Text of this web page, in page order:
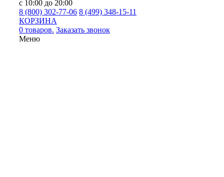
с 10:00 до 20:00
8 (800) 302-77-06 8 (499) 348-15-11
КОРЗИНА
0 товаров. Заказать звонок
Меню